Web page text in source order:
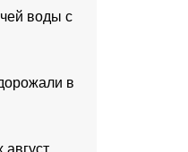
воды с
в